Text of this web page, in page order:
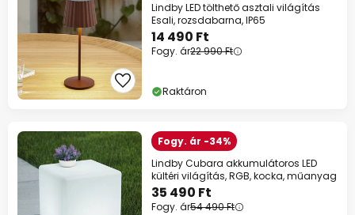
Lindby LED tölthető asztali világítás
Esali, rozsdabarna, IP65
14 490 Ft
Fogy. ár22 990 Ft
Raktáron
Fogy. ár -34%
Lindby Cubara akkumulátoros LED
kültéri világítás, RGB, kocka, műanyag
35 490 Ft
Fogy. ár54 490 Ft